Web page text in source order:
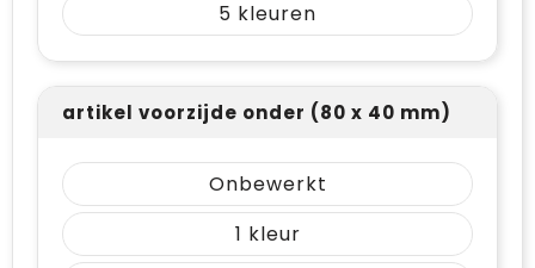
5
artikel voorzijde onder (80 x 40 mm)
Onbewerkt
1